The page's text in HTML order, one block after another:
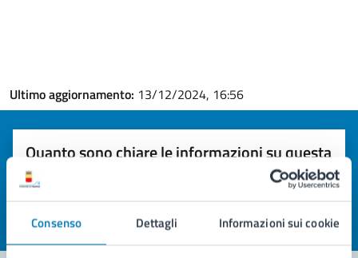
Consenso Dettagli Informazioni sui cookie
Ultimo aggiornamento: 13/12/2024, 16:56
Quanto sono chiare le informazioni su questa
pagina?
Valuta 5 stelle su 5
Valuta 4 stelle su 5
Valuta 3 stelle su 5
Valuta 2 stelle su 5
Valuta 1 stelle su 5